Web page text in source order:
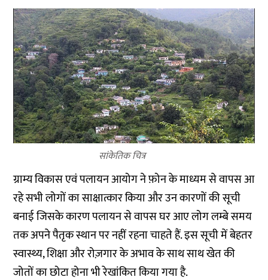
सांकेतिक चित्र
ग्राम्य विकास एवं पलायन आयोग ने फ़ोन के माध्यम से वापस आ
रहे सभी लोगों का साक्षात्कार किया और उन कारणों की सूची
बनाई जिसके कारण पलायन से वापस घर आए लोग लम्बे समय
तक अपने पैतृक स्थान पर नहीं रहना चाहते हैं. इस सूची में बेहतर
स्वास्थ्य, शिक्षा और रोज़गार के अभाव के साथ साथ खेत की
जोतों का छोटा होना भी रेखांकित किया गया है.